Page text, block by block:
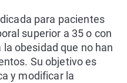
para pacientes
superior a 35 o con
obesidad que no han
Su objetivo es
y modificar la